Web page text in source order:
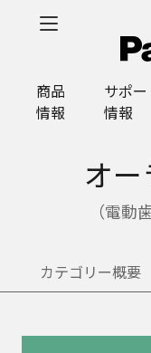
商品
情報
サポー
情報
オ
（電動
カテゴリー概要